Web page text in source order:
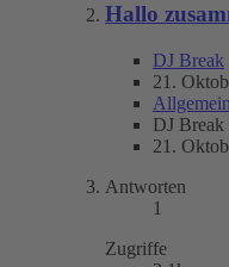
Hallo
DJ Break
21.
DJ Break
21.
Antworten
1
Zugriffe